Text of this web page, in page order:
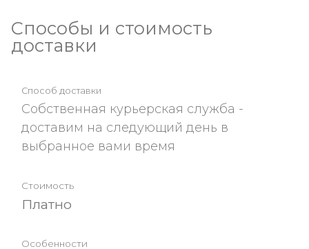
Способы и стоимость
доставки
Собственная курьерская служба -
доставим на следующий день в
выбранное вами время
Платно